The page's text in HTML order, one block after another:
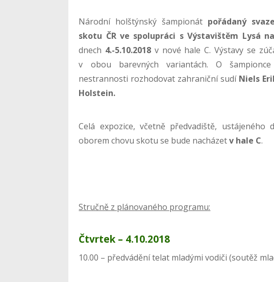
Národní holštýnský šampionátpořádaný
skotu ČR ve spolupráci s Výstavištěm Lysá
dnech 4.-5.10.2018 v nové hale C. Výstavy se
v obou barevných variantách. O
nestrannosti rozhodovat zahraniční sudí Niels
Holstein.
Celá expozice, včetně předvadiště, ustájeného
oborem chovu skotu se bude nacházetv hale C.
Stručně z plánovaného programu:
Čtvrtek – 4.10.2018
10.00 – předvádění telat mladými vodiči (soutěž